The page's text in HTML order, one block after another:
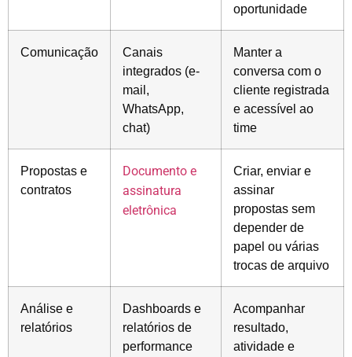
oportunidade
Comunicação
Canais
integrados (e-
mail,
WhatsApp,
chat)
Manter a
conversa com o
cliente registrada
e acessível ao
time
Propostas e
contratos
Documento e
assinatura
eletrônica
Criar, enviar e
assinar
propostas sem
depender de
papel ou várias
trocas de arquivo
Análise e
relatórios
Dashboards e
relatórios de
performance
Acompanhar
resultado,
atividade e